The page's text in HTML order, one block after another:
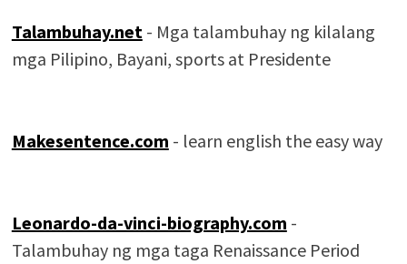
Talambuhay.net - Mga talambuhay ng kilalang
mga Pilipino, Bayani, sports at Presidente
Makesentence.com - learn english the easy way
Leonardo-da-vinci-biography.com -
Talambuhay ng mga taga Renaissance Period